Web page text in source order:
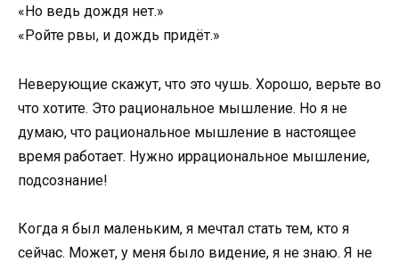
«Но ведь дождя нет.»
«Ройте рвы, и дождь придёт.»
Неверующие скажут, что это чушь. Хорошо, верьте во
что хотите. Это рациональное мышление. Но я не
думаю, что рациональное мышление в настоящее
время работает. Нужно иррациональное мышление,
подсознание!
Когда я был маленьким, я мечтал стать тем, кто я
сейчас. Может, у меня было видение, я не знаю. Я не